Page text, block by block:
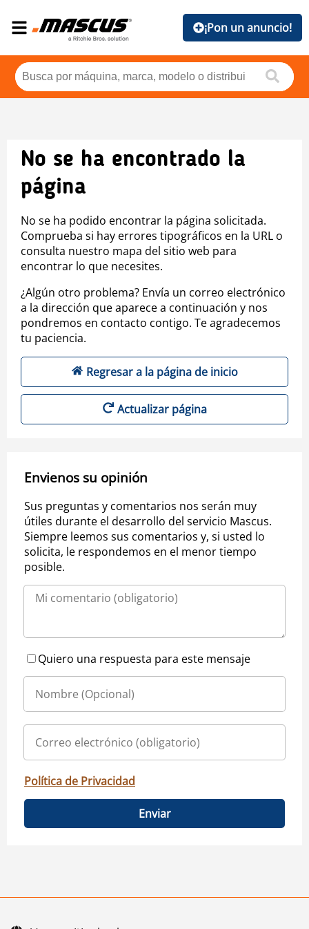
¡Pon un anuncio!
No se ha encontrado la
página
No se ha podido encontrar la página solicitada.
Comprueba si hay errores tipográficos en la URL o
consulta nuestro mapa del sitio web para
encontrar lo que necesites.
¿Algún otro problema? Envía un correo electrónico
a la dirección que aparece a continuación y nos
pondremos en contacto contigo. Te agradecemos
tu paciencia.
Regresar a la página de inicio
Actualizar página
Envienos su opinión
Sus preguntas y comentarios nos serán muy
útiles durante el desarrollo del servicio Mascus.
Siempre leemos sus comentarios y, si usted lo
solicita, le respondemos en el menor tiempo
posible.
Quiero una respuesta para este mensaje
Política de Privacidad
Enviar